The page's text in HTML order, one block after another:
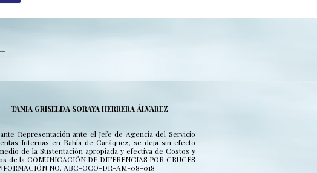
TANIA GRISELDA SORAYA HERRERA ÁLVAREZ
Representación ante el Jefe de Agencia del Servicio
Internas en Bahía de Caráquez, se deja sin efecto
de la Sustentación apropiada y efectiva de Costos y
de la COMUNICACIÓN DE DIFERENCIAS POR CRUCES
NO. ABC-OCO-DR-AM-08-018